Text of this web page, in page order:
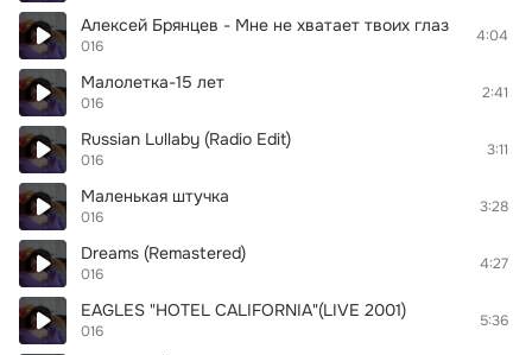
Алексей Брянцев - Мне не хватает твоих глаз
016
4:04
Малолетка-15 лет
016
2:41
Russian Lullaby (Radio Edit)
016
3:11
Маленькая штучка
016
3:28
Dreams (Remastered)
016
4:27
EAGLES "HOTEL CALIFORNIA"(LIVE 2001)
016
5:36